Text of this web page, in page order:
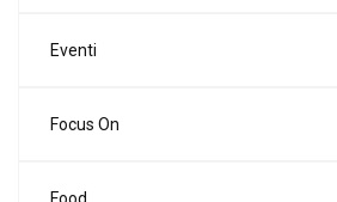
Eventi
Focus On